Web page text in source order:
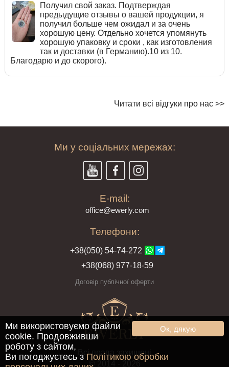
Получил свой заказ. Подтверждая
предыдущие отзывы о вашей продукции, я
получил больше чем ожидал и за очень
хорошую цену. Отдельно хочется упомянуть
хорошую упаковку и сроки , как изготовления
так и доставки (в Германию).10 из 10.
Благодарю и до скорого).
Читати всі відгуки про нас >>
Ми у соціальних мережах:
E-mail:
office@ewerly.com
Телефони:
+38(050) 54-74-272
+38(068) 977-18-59
Договір публічної оферти
Всі права захищені
© 2014 - 2026
Ок, дякую
Ми використовуємо файли
cookie. Продовживши
роботу з сайтом,
Ви погоджуєтесь з Політикою обробки